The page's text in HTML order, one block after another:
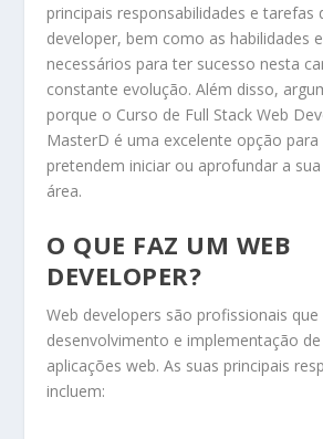
principais responsabilidades e tarefas
developer, bem como as habilidades
necessários para ter sucesso nesta
constante evolução. Além disso,
porque o Curso de Full Stack Web
MasterD é uma excelente opção para
pretendem iniciar ou aprofundar a
área.
O QUE FAZ UM WEB
DEVELOPER?
Web developers são profissionais
desenvolvimento e implementação
aplicações web. As suas principais
incluem: